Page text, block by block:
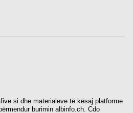
si dhe materialeve të kësaj platforme
burimin albinfo.ch. Cdo